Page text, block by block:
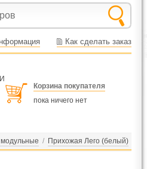
Как сделать заказ
Корзина покупателя
пока ничего нет
/ Прихожая Лего (белый)